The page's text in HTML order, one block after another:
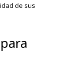
de sus